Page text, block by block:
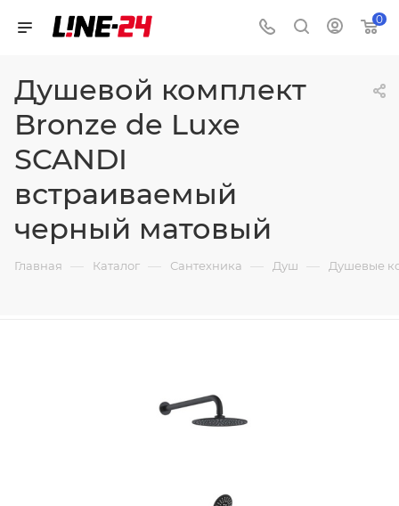
0
Душевой комплект
Bronze de Luxe
SCANDI
встраиваемый
черный матовый
Главная — Каталог — Сантехника — Душ — Душевые